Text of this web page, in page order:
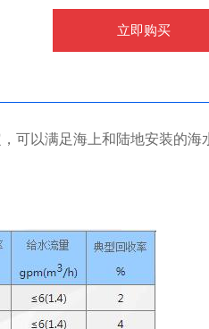
立即购买
可以满足海上和陆地安装的